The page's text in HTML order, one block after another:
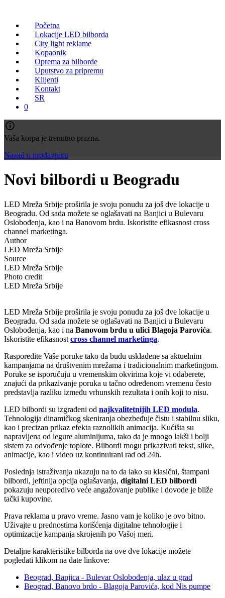
Početna
Lokacije LED bilborda
City light reklame
Kopaonik
Oprema za bilborde
Uputstvo za pripremu
Klijenti
Kontakt
SR
0
Vaša korpa je trenutno prazna.
Nazad u prodavnicu
Novi bilbordi u Beogradu
LED Mreža Srbije proširila je svoju ponudu za još dve lokacije u
Beogradu. Od sada možete se oglašavati na Banjici u Bulevaru
Oslobođenja, kao i na Banovom brdu. Iskoristite efikasnost cross
channel marketinga.
Author
LED Mreža Srbije
Source
LED Mreža Srbije
Photo credit
LED Mreža Srbije
LED Mreža Srbije proširila je svoju ponudu za još dve lokacije u
Beogradu. Od sada možete se oglašavati na Banjici u Bulevaru
Oslobođenja, kao i na Banovom brdu u ulici Blagoja Parovića.
Iskoristite efikasnost cross channel marketinga.
Rasporedite Vaše poruke tako da budu usklađene sa aktuelnim
kampanjama na društvenim mrežama i tradicionalnim marketingom.
Poruke se isporučuju u vremenskim okvirima koje vi odaberete,
znajući da prikazivanje poruka u tačno određenom vremenu često
predstavlja razliku između vrhunskih rezultata i onih koji to nisu.
LED bilbordi su izgrađeni od najkvalitetnijih LED modula.
Tehnologija dinamičkog skeniranja obezbeđuje čistu i stabilnu sliku,
kao i precizan prikaz efekta raznolikih animacija. Kućišta su
napravljena od legure aluminijuma, tako da je mnogo lakši i bolji
sistem za odvođenje toplote. Bilbordi mogu prikazivati tekst, slike,
animacije, kao i video uz kontinuirani rad od 24h.
Poslednja istraživanja ukazuju na to da iako su klasični, štampani
bilbordi, jeftinija opcija oglašavanja, digitalni LED bilbordi
pokazuju neuporedivo veće angažovanje publike i dovode je bliže
tački kupovine.
Prava reklama u pravo vreme. Jasno vam je koliko je ovo bitno.
Uživajte u prednostima korišćenja digitalne tehnologije i
optimizacije kampanja skrojenih po Vašoj meri.
Detaljne karakteristike bilborda na ove dve lokacije možete
pogledati klikom na date linkove:
Beograd, Banjica - Bulevar Oslobođenja, ulaz u grad
Beograd, Banovo brdo - Blagoja Parovića, kod Nis pumpe